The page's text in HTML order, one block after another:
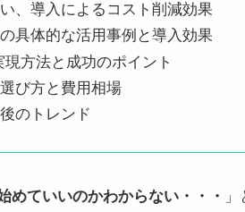
、導入によるコスト削減効果
具体的な活用事例と導入効果
方法と成功のポイント
び方と費用相場
のトレンド
めていいのかわからない・・・